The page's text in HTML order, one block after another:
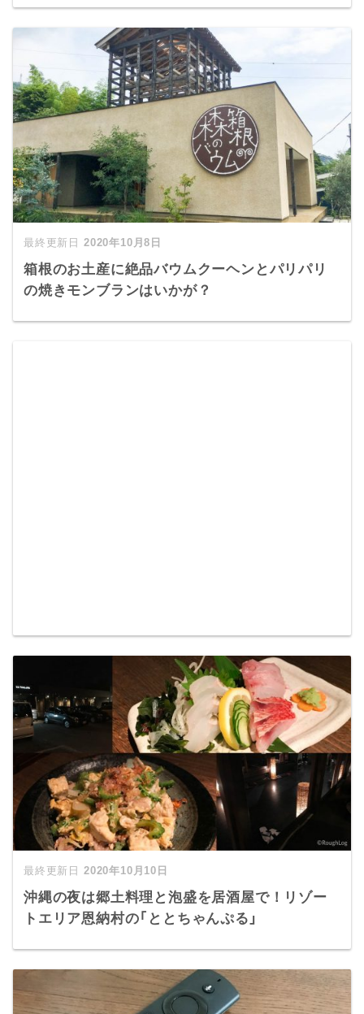
2020年10月8日
箱根のお土産に絶品バウムクーヘンとパリパリ
の焼きモンブランはいかが？
2020年10月10日
沖縄の夜は郷土料理と泡盛を居酒屋で！リゾー
トエリア恩納村の「ととちゃんぷる」